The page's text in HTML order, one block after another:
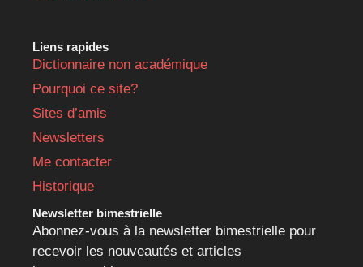
Liens rapides
Dictionnaire non académique
Pourquoi ce site?
Sites d’amis
Newsletters
Me contacter
Historique
Newsletter bimestrielle
Abonnez-vous à la newsletter bimestrielle pour
recevoir les nouveautés et articles